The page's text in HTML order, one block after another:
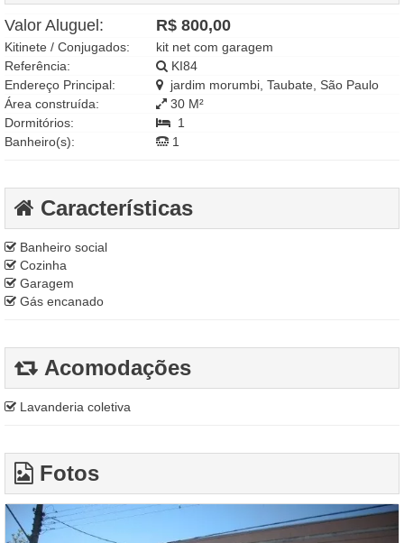
Valor Aluguel: R$ 800,00
Kitinete / Conjugados:
kit net com garagem
Referência:
KI84
Endereço Principal:
jardim morumbi, Taubate, São Paulo
Área construída:
30 M²
Dormitórios:
1
Banheiro(s):
1
Características
Banheiro social
Cozinha
Garagem
Gás encanado
Acomodações
Lavanderia coletiva
Fotos